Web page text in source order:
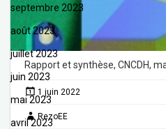
septembre 2023
août 2023
juillet 2023
juin 2023
mai 2023
avril 2023
Rapport et synthèse, CNCDH,
1 juin 2022
RezoEE